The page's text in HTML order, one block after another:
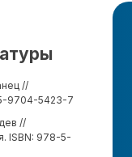
//
9704-5423-7
//
ISBN: 978-5-